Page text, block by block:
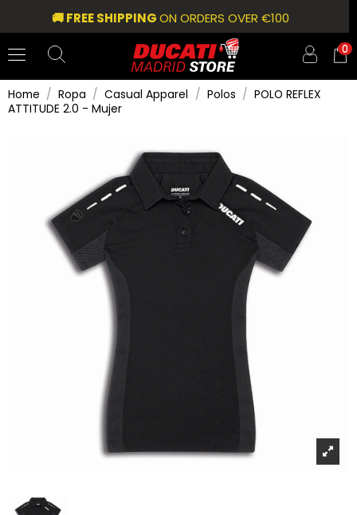
🚚 FREE SHIPPINGON ORDERS OVER €100
0
Home Ropa Casual Apparel Polos
POLO REFLEX
ATTITUDE 2.0 - Mujer